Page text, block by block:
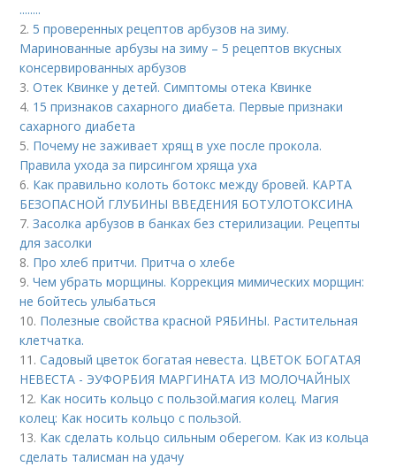
........
2. 5 проверенных рецептов арбузов на зиму.
Маринованные арбузы на зиму – 5 рецептов вкусных
консервированных арбузов
3.Отек Квинке у детей. Симптомы отека Квинке
4. 15 признаков сахарного диабета. Первые признаки
сахарного диабета
5. Почему не заживает хрящ в ухе после прокола.
Правила ухода за пирсингом хряща уха
6. Как правильно колоть ботокс между бровей. КАРТА
БЕЗОПАСНОЙ ГЛУБИНЫ ВВЕДЕНИЯ БОТУЛОТОКСИНА
7.Засолка арбузов в банках без стерилизации. Рецепты
для засолки
8. Про хлеб притчи. Притча о хлебе
9.Чем убрать морщины. Коррекция мимических морщин:
не бойтесь улыбаться
10. Полезные свойства красной РЯБИНЫ. Растительная
клетчатка.
11.Садовый цветок богатая невеста. ЦВЕТОК БОГАТАЯ
НЕВЕСТА - ЭУФОРБИЯ МАРГИНАТА ИЗ МОЛОЧАЙНЫХ
12. Как носить кольцо с пользой. магия колец. Магия
колец: Как носить кольцо с пользой.
13. Как сделать кольцо сильным оберегом. Как из кольца
сделать талисман на удачу